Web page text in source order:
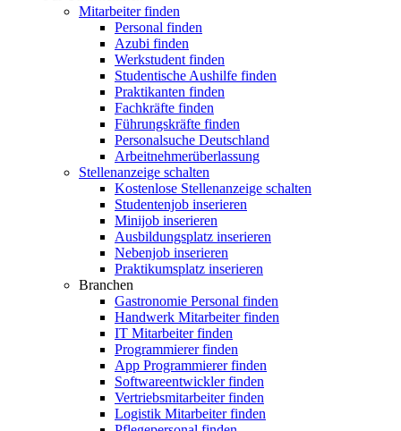
Mitarbeiter finden
Personal finden
Azubi finden
Werkstudent finden
Studentische Aushilfe finden
Praktikanten finden
Fachkräfte finden
Führungskräfte finden
Personalsuche Deutschland
Arbeitnehmerüberlassung
Stellenanzeige schalten
Kostenlose Stellenanzeige schalten
Studentenjob inserieren
Minijob inserieren
Ausbildungsplatz inserieren
Nebenjob inserieren
Praktikumsplatz inserieren
Branchen
Gastronomie Personal finden
Handwerk Mitarbeiter finden
IT Mitarbeiter finden
Programmierer finden
App Programmierer finden
Softwareentwickler finden
Vertriebsmitarbeiter finden
Logistik Mitarbeiter finden